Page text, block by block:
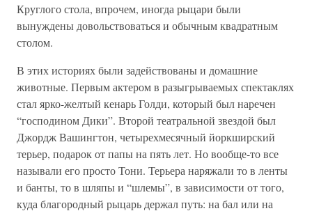
Круглого стола, впрочем, иногда рыцари были
вынуждены довольствоваться и обычным квадратным
столом.
В этих историях были задействованы и домашние
животные. Первым актером в разыгрываемых спектаклях
стал ярко-желтый кенарь Голди, который был наречен
“господином Дики”. Второй театральной звездой был
Джордж Вашингтон, четырехмесячный йоркширский
терьер, подарок от папы на пять лет. Но вообще-то все
называли его просто Тони. Терьера наряжали то в ленты
и банты, то в шляпы и “шлемы”, в зависимости от того,
куда благородный рыцарь держал путь: на бал или на